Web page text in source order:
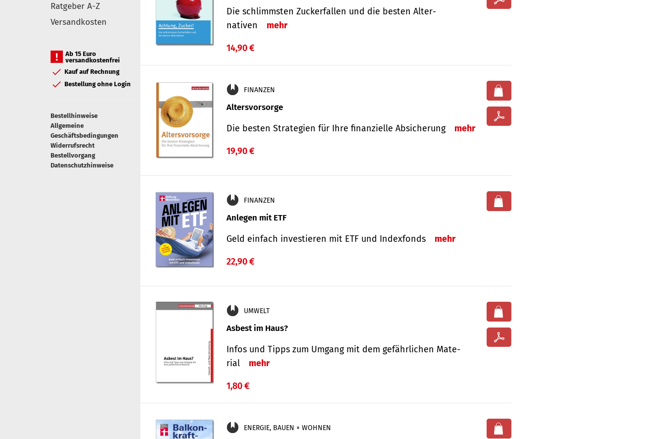
Ratgeber A-Z
Versandkosten
Ab 15 Euro
versandkostenfrei
Kauf auf Rechnung
Bestellung ohne Login
Bestellhinweise
Allgemeine
Geschäftsbedingungen
Widerrufsrecht
Bestellvorgang
Datenschutzhinweise
Die schlimmsten Zucker­fallen und die besten Alter­
nativen
mehr
14,90 €
FINANZEN
Altersvorsorge
Die besten Strategien für Ihre finanzielle Absicherung mehr
19,90 €
FINANZEN
Anlegen mit ETF
Geld einfach investieren mit ETF und Indexfonds mehr
22,90 €
UMWELT
Asbest im Haus?
Infos und Tipps zum Um­gang mit dem ge­fähr­lichen Mate­
rial
mehr
1,80 €
ENERGIE, BAUEN + WOHNEN